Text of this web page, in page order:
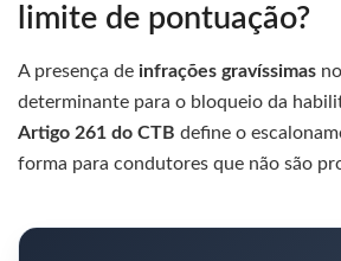
limite de pontuação?
A presença de infrações gravíssimas
determinante para o bloqueio da
Artigo 261 do CTB define o
forma para condutores que não são